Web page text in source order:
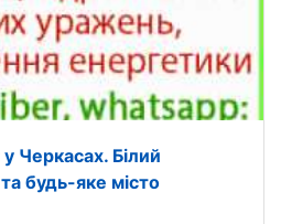
Черкасах. Білий
будь-яке місто